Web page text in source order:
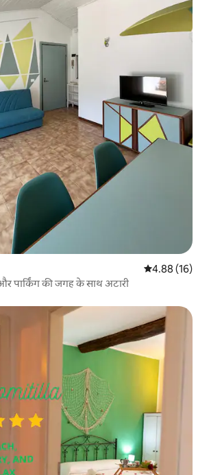
औसत रेटिंग 5 में
4.88 (16)
पार्किंग की जगह के साथ अटारी